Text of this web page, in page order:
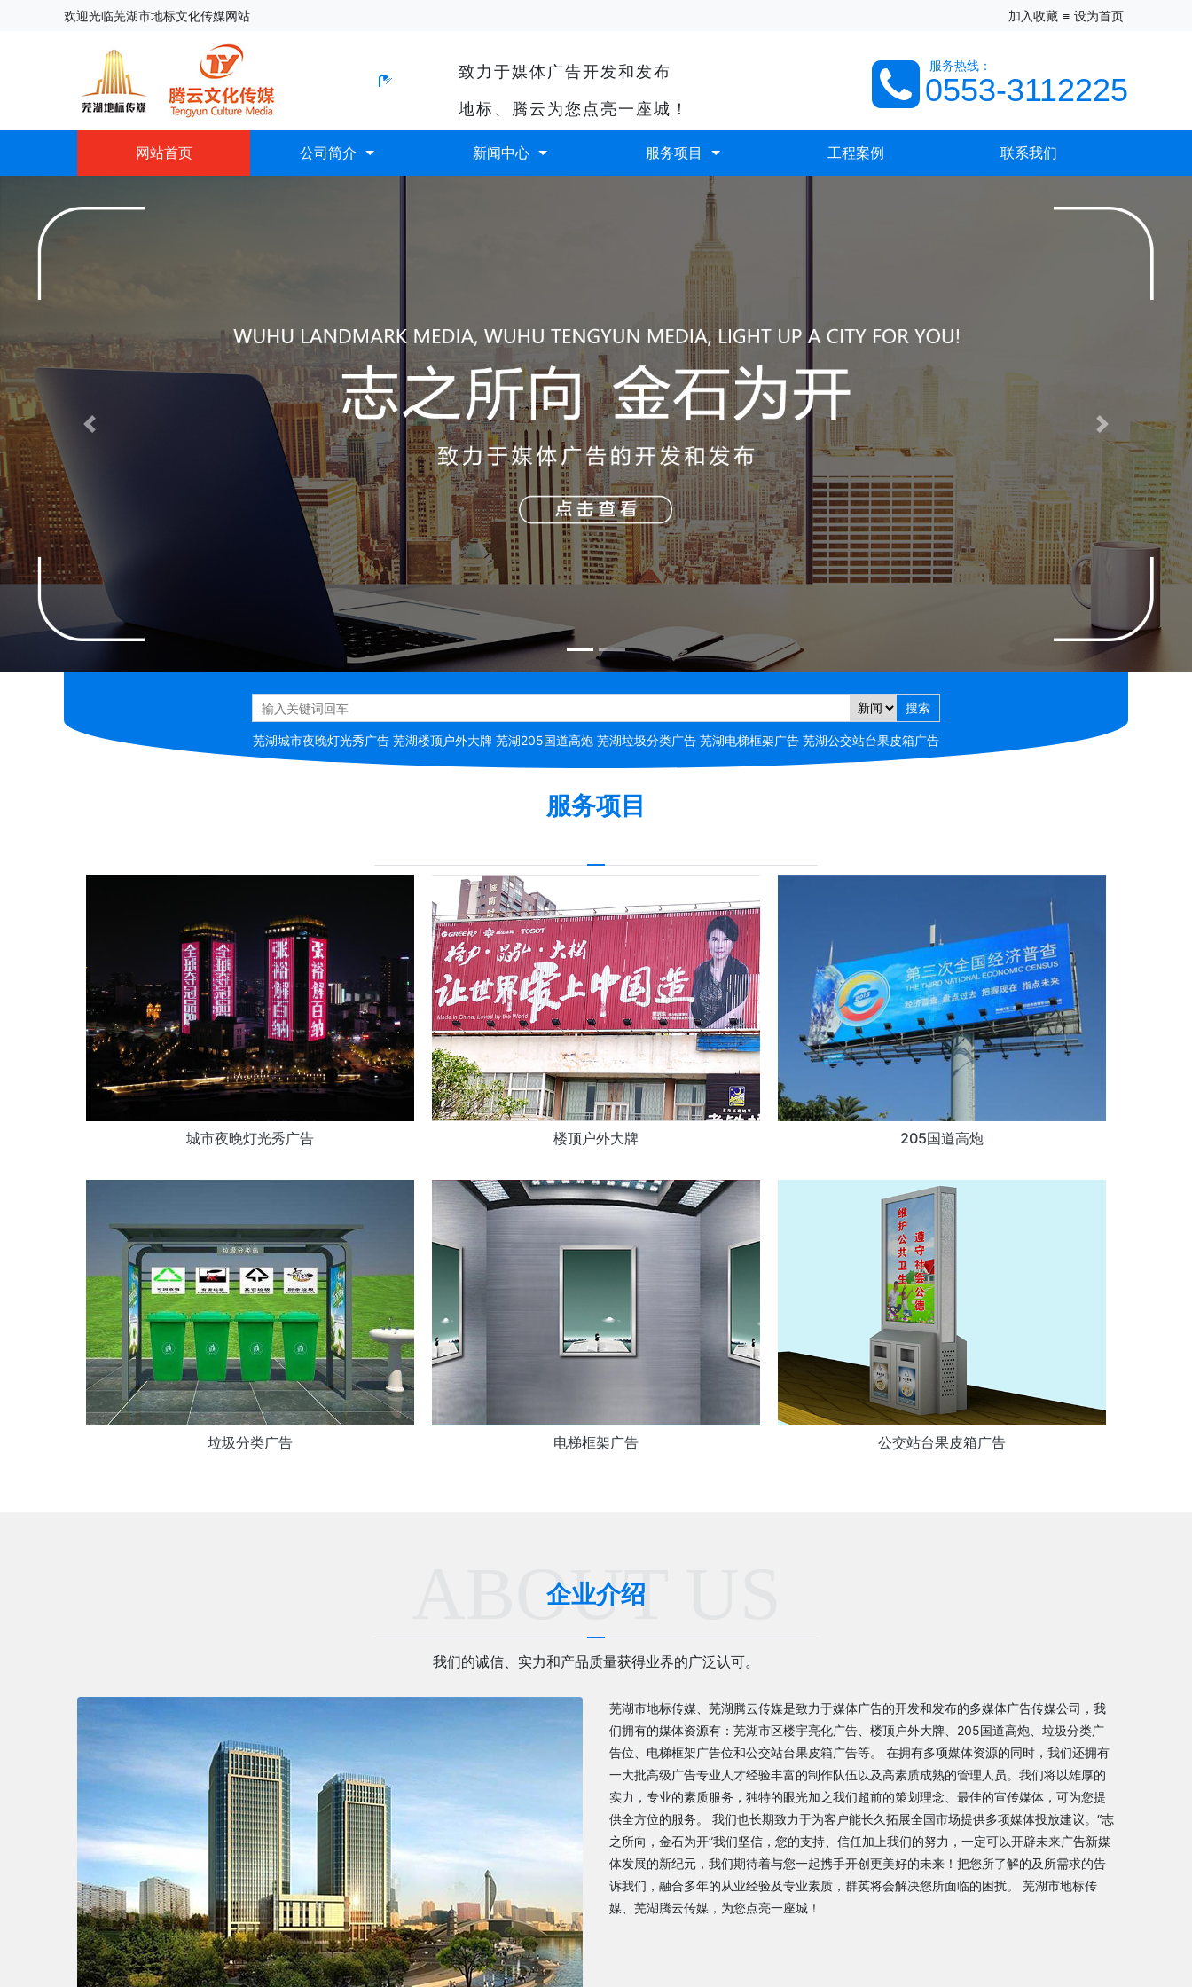
欢迎光临芜湖市地标文化传媒网站 加入收藏 ≡ 设为首页
服务热线 ：
0553-3112225
网站首页 公司简介 新闻中心 服务项目 工程案例 联系我们
Previous Next
芜湖城市夜晚灯光秀广告 芜湖楼顶户外大牌 芜湖205国道高炮 芜湖垃圾分类广告 芜湖电梯框架广告 芜湖公交站台果皮箱广告
服务项目
城市夜晚灯光秀广告 楼顶户外大牌 205国道高炮
垃圾分类广告 电梯框架广告 公交站台果皮箱广告
企业介绍
ABOUT US
我们的诚信、实力和产品质量获得业界的广泛认可。
芜湖市地标传媒、芜湖腾云传媒是致力于媒体广告的开发和发布的多媒体广告传媒公司，我
们拥有的媒体资源有：芜湖市区楼宇亮化广告、楼顶户外大牌、205国道高炮、垃圾分类广
告位、电梯框架广告位和公交站台果皮箱广告等。 在拥有多项媒体资源的同时，我们还拥有
一大批高级广告专业人才经验丰富的制作队伍以及高素质成熟的管理人员。我们将以雄厚的
实力，专业的素质服务，独特的眼光加之我们超前的策划理念、最佳的宣传媒体，可为您提
供全方位的服务。 我们也长期致力于为客户能长久拓展全国市场提供多项媒体投放建议。“志
之所向，金石为开”我们坚信，您的支持、信任加上我们的努力，一定可以开辟未来广告新媒
体发展的新纪元，我们期待着与您一起携手开创更美好的未来！把您所了解的及所需求的告
诉我们，融合多年的从业经验及专业素质，群英将会解决您所面临的困扰。 芜湖市地标传
媒、芜湖腾云传媒，为您点亮一座城！